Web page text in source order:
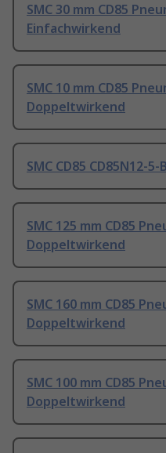
SMC 30 mm CD85
Einfachwirkend
SMC 10 mm CD85
Doppeltwirkend
SMC CD85 CD85N12-
SMC 125 mm CD85
Doppeltwirkend
SMC 160 mm CD85
Doppeltwirkend
SMC 100 mm CD85
Doppeltwirkend